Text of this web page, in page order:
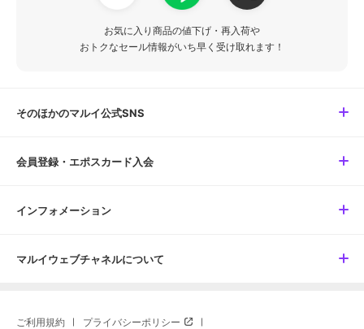
お気に入り商品の値下げ・再入荷や
おトクなセール情報がいち早く受け取れます！
そのほかのマルイ公式SNS
会員登録・エポスカード入会
インフォメーション
マルイウェブチャネルについて
ご利用規約 プライバシーポリシー